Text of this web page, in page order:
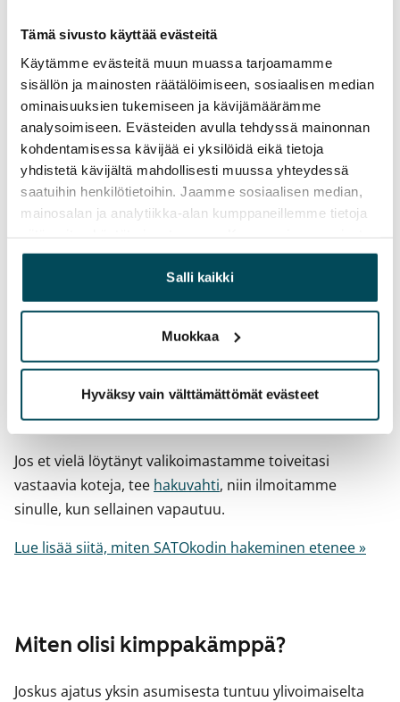
Tämä sivusto käyttää evästeitä
Käytämme evästeitä muun muassa tarjoamamme
sisällön ja mainosten räätälöimiseen, sosiaalisen median
ominaisuuksien tukemiseen ja kävijämäärämme
analysoimiseen. Evästeiden avulla tehdyssä mainonnan
kohdentamisessa kävijää ei yksilöidä eikä tietoja
yhdistetä kävijältä mahdollisesti muussa yhteydessä
saatuihin henkilötietoihin. Jaamme sosiaalisen median,
mainosalan ja analytiikka-alan kumppaneillemme tietoja
yhdistää näitä tietoja muihin tietoihin, joita olet antanut
heille tai joita on kerätty, kun olet käyttänyt heidän
palvelujaan.
Salli kaikki
Muokkaa
Hyväksy vain välttämättömät evästeet
Kun teet hakuvahdin, saat tiedon toiveitasi
vastaavista vapautuneista kodeista sähköpostiisi.
Hakuvahteja voit tehdä yhden tai useamman ja
halutessasi jakaa ne kavereiden kanssa.
Tee hakuvahti
Miten haen asuntoa?
Tsekkaa asuntotarjontamme ja lisää sinulle
sopivimmat kodit hakemuksellesiLöydä koti -
Tunnistaudu ja lähetä hakemus
Myyntineuvottelijamme on sinuun yhteydessä, jos
voimme tarjota sinulle hakemaasi asuntoa
Jos et vielä löytänyt valikoimastamme toiveitasi
vastaavia koteja, tee hakuvahti, niin ilmoitamme
sinulle, kun sellainen vapautuu.
Lue lisää siitä, miten SATOkodin hakeminen etenee »
Miten olisi kimppakämppä?
Joskus ajatus yksin asumisesta tuntuu ylivoimaiselta